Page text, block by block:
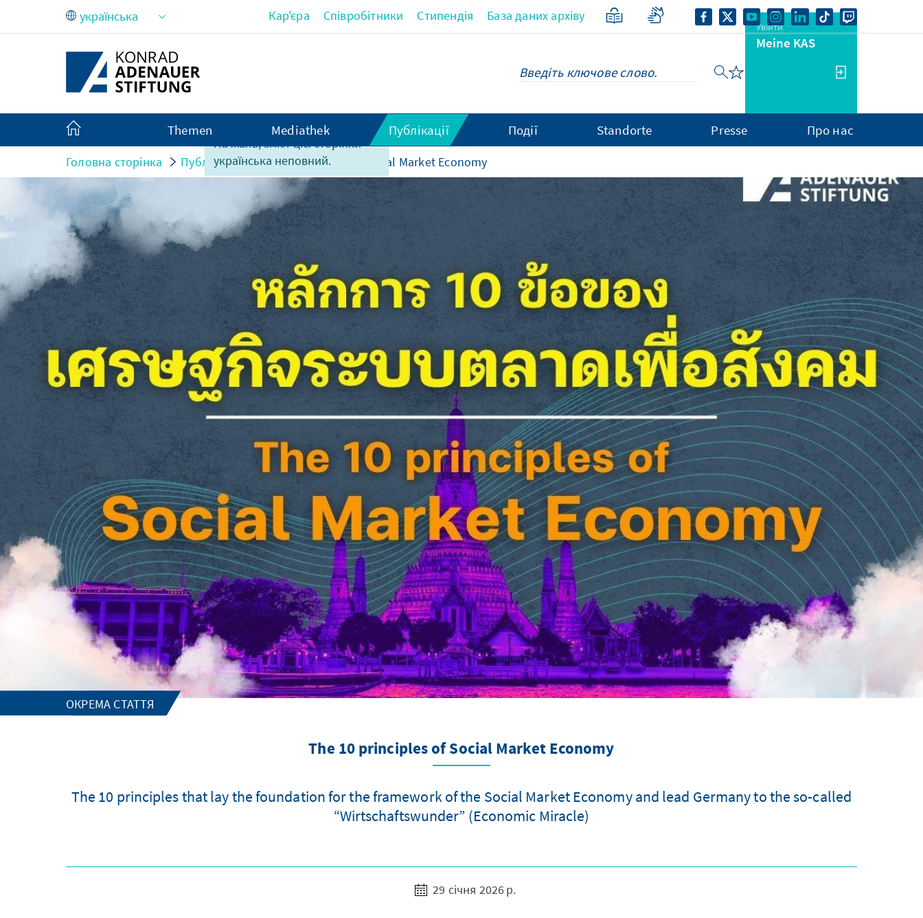
Skip to Main Content
На жаль, зміст цієї сторінки
українська неповний.
Кар'єра Співробітники Стипендія База даних архіву
Увійти
Meine KAS
Themen Mediathek Публікації Події Standorte Presse Про нас
Головна сторінка Публікації The 10 principles of Social Market Economy
ОКРЕМА СТАТТЯ
The 10 principles of Social Market Economy
The 10 principles that lay the foundation for the framework of the Social Market Economy and lead Germany to the so-called
“Wirtschaftswunder” (Economic Miracle)
29 січня 2026 р.